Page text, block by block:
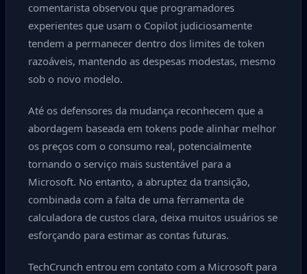
comentarista observou que programadores
experientes que usam o Copilot judiciosamente
tendem a permanecer dentro dos limites de token
razoáveis, mantendo as despesas modestas, mesmo
sob o novo modelo.
Até os defensores da mudança reconhecem que a
abordagem baseada em tokens pode alinhar melhor
os preços com o consumo real, potencialmente
tornando o serviço mais sustentável para a
Microsoft. No entanto, a abruptez da transição,
combinada com a falta de uma ferramenta de
calculadora de custos clara, deixa muitos usuários se
esforçando para estimar as contas futuras.
TechCrunch entrou em contato com a Microsoft para